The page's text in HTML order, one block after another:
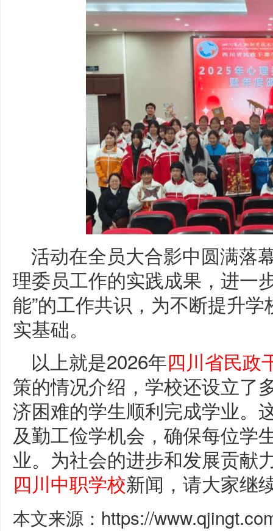
活动在全员大合影中圆满落
理委员工作的实践成果，进一
能”的工作共识，为不断提升
实基础。
以上就是2026年四川省民政
策的情况介绍，学校还设立了
济困难的学生顺利完成学业。
及勤工俭学机会，确保每位学
业。为社会的进步和发展贡献
四川中职学校新闻，请大家继
本文来源：https://